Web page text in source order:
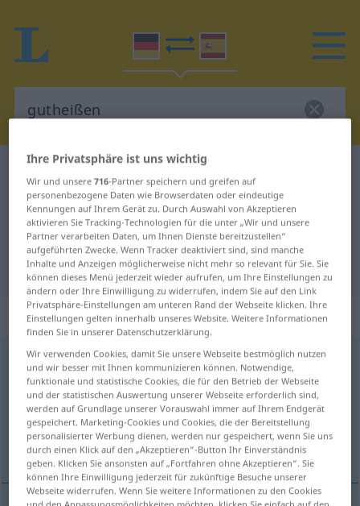
Deutsch-Spanisch Wörterbuch
Deutsch-Spanisch Übersetzung für
"gutheißen"
"gutheißen" Spanisch Übersetzung
„gutheißen“: transitives Verb
gutheißenv/t <irr,sep>
Übersicht aller Übersetzungen
(Für mehr Details die Übersetzung anklicken/antippen)
aprobar
Ihre Privatsphäre ist uns wichtig
Wir und unsere716-Partner speichern und greifen auf
personenbezogene Daten wie Browserdaten oder eindeutige
Kennungen auf Ihrem Gerät zu. Durch Auswahl von Akzeptieren
aktivieren Sie Tracking-Technologien für die unter „Wir und unsere
Partner verarbeiten Daten, um Ihnen Dienste bereitzustellen“
aufgeführten Zwecke. Wenn Tracker deaktiviert sind, sind manche
Inhalte und Anzeigen möglicherweise nicht mehr so relevant für Sie. Sie
können dieses Menü jederzeit wieder aufrufen, um Ihre Einstellungen zu
ändern oder Ihre Einwilligung zu widerrufen, indem Sie auf den Link
Privatsphäre-Einstellungen am unteren Rand der Webseite klicken. Ihre
Einstellungen gelten innerhalb unseres Website. Weitere Informationen
finden Sie in unserer Datenschutzerklärung.
Wir verwenden Cookies, damit Sie unsere Webseite bestmöglich nutzen
und wir besser mit Ihnen kommunizieren können. Notwendige,
funktionale und statistische Cookies, die für den Betrieb der Webseite
und der statistischen Auswertung unserer Webseite erforderlich sind,
werden auf Grundlage unserer Vorauswahl immer auf Ihrem Endgerät
gespeichert. Marketing-Cookies und Cookies, die der Bereitstellung
personalisierter Werbung dienen, werden nur gespeichert, wenn Sie uns
durch einen Klick auf den „Akzeptieren“-Button Ihr Einverständnis
geben. Klicken Sie ansonsten auf „Fortfahren ohne Akzeptieren“. Sie
können Ihre Einwilligung jederzeit für zukünftige Besuche unserer
Webseite widerrufen. Wenn Sie weitere Informationen zu den Cookies